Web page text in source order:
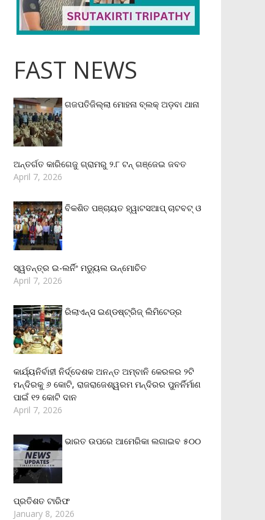
FAST NEWS
ଗଜପତିଜିଲ୍ଲା ମୋହନା ବ୍ଲକ୍‌ ଅଡ଼ବା ଥାନା
ଅନ୍ତର୍ଗତ କାରିଗେଜୁ ଗ୍ରାମରୁ ୨.୮ ଟନ୍ ଗଞ୍ଜେଇ ଜବତ
April 7, 2026
ବିକଶିତ ପଞ୍ଚାୟତ ହ୍ୱାଟସଆପ୍ ଚାଟବଟ୍ ଓ
ସ୍ୱତନ୍ତ୍ର ଇ-ଲର୍ନିଂ ମଡ୍ୟୁଲ ଉନ୍ମୋଚିତ
April 7, 2026
ରିଲାଏନ୍‌ସ ଇଣ୍ଡଷ୍ଟ୍ରିଜ୍ ଲିମିଟେଡ୍‌ର
କାର୍ଯ୍ୟନିର୍ବାହୀ ନିର୍ଦ୍ଦେଶକ ଅନନ୍ତ ଅମ୍ବାନି କେରଳର ୨ଟି
ମନ୍ଦିରକୁ ୬ କୋଟି, ରାଜରାଜେଶ୍ୱରମ ମନ୍ଦିରର ପୁନର୍ନିର୍ମାଣ
ପାଇଁ ୧୨ କୋଟି ଦାନ
April 7, 2026
ଭାରତ ଉପରେ ଆମେରିକା ଲଗାଇବ ୫୦୦
ପ୍ରତିଶତ ଟାରିଫ
January 8, 2026